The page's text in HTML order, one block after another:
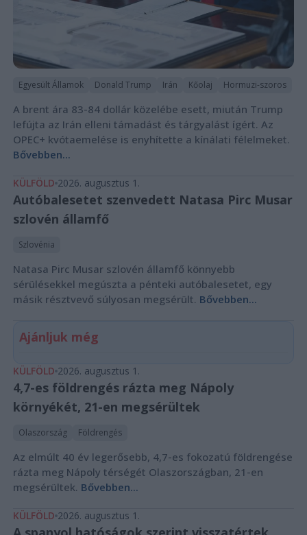
Egyesült Államok Donald Trump Irán Kőolaj Hormuzi-szoros
A brent ára 83-84 dollár közelébe esett, miután Trump
lefújta az Irán elleni támadást és tárgyalást ígért. Az
OPEC+ kvótaemelése is enyhítette a kínálati félelmeket.
Bővebben...
KÜLFÖLD 2026. augusztus 1.
Autóbalesetet szenvedett Natasa Pirc Musar
szlovén államfő
Szlovénia
Natasa Pirc Musar szlovén államfő könnyebb
sérülésekkel megúszta a pénteki autóbalesetet, egy
másik résztvevő súlyosan megsérült. Bővebben...
Ajánljuk még
KÜLFÖLD 2026. augusztus 1.
4,7-es földrengés rázta meg Nápoly
környékét, 21-en megsérültek
Olaszország Földrengés
Az elmúlt 40 év legerősebb, 4,7-es fokozatú földrengése
rázta meg Nápoly térségét Olaszországban, 21-en
megsérültek. Bővebben...
KÜLFÖLD 2026. augusztus 1.